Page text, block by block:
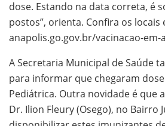
dose. Estando na data correta, é
postos”, orienta. Confira os locais
anapolis.go.gov.br/vacinacao-em-
A Secretaria Municipal de Saúde
para informar que chegaram
Pediátrica. Outra novidade é que
Dr. Ilion Fleury (Osego), no Bairro